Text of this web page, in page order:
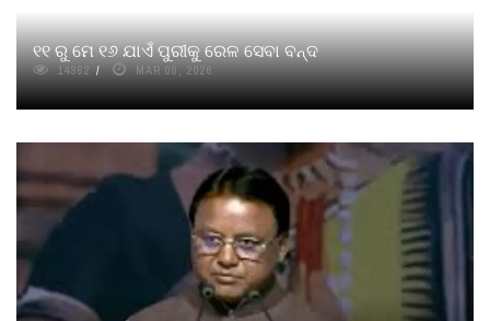
୧୧ ରୁ ମେ ୧୬ ଯାଏଁ ପୁରୀକୁ ରେଳ ସେବା ବନ୍ଦ
14962 MAR 08, 2026